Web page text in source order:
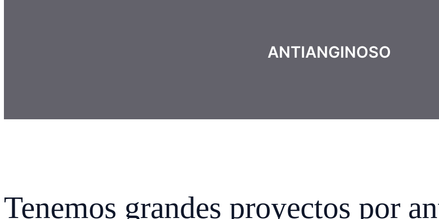
ANTIANGINOSO
Tenemos grandes proyectos por